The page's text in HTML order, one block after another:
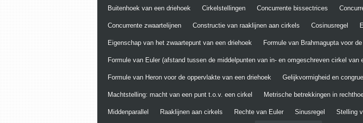
Buitenhoek van een driehoek Cirkelstellingen Concurrente bissectrices
Concurrente zwaartelijnen Constructie van raaklijnen aan cirkels Cosinusregel
Eigenschap van het zwaartepunt van een driehoek Formule van Brahmagupta voor
Formule van Euler (afstand tussen de middelpunten van in- en omgeschreven cirkel van
Formule van Heron voor de oppervlakte van een driehoek Gelijkvormigheid en
Machtstelling: macht van een punt t.o.v. een cirkel Metrische betrekkingen in
Middenparallel Raaklijnen aan cirkels Rechte van Euler Sinusregel Stelling